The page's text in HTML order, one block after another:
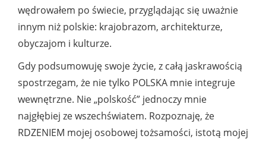
wędrowałem po świecie, przyglądając się uważnie
innym niż polskie: krajobrazom, architekturze,
obyczajom i kulturze.
Gdy podsumowuję swoje życie, z całą jaskrawością
spostrzegam, że nie tylko POLSKA mnie integruje
wewnętrzne. Nie „polskość” jednoczy mnie
najgłębiej ze wszechświatem. Rozpoznaję, że
RDZENIEM mojej osobowej tożsamości, istotą mojej